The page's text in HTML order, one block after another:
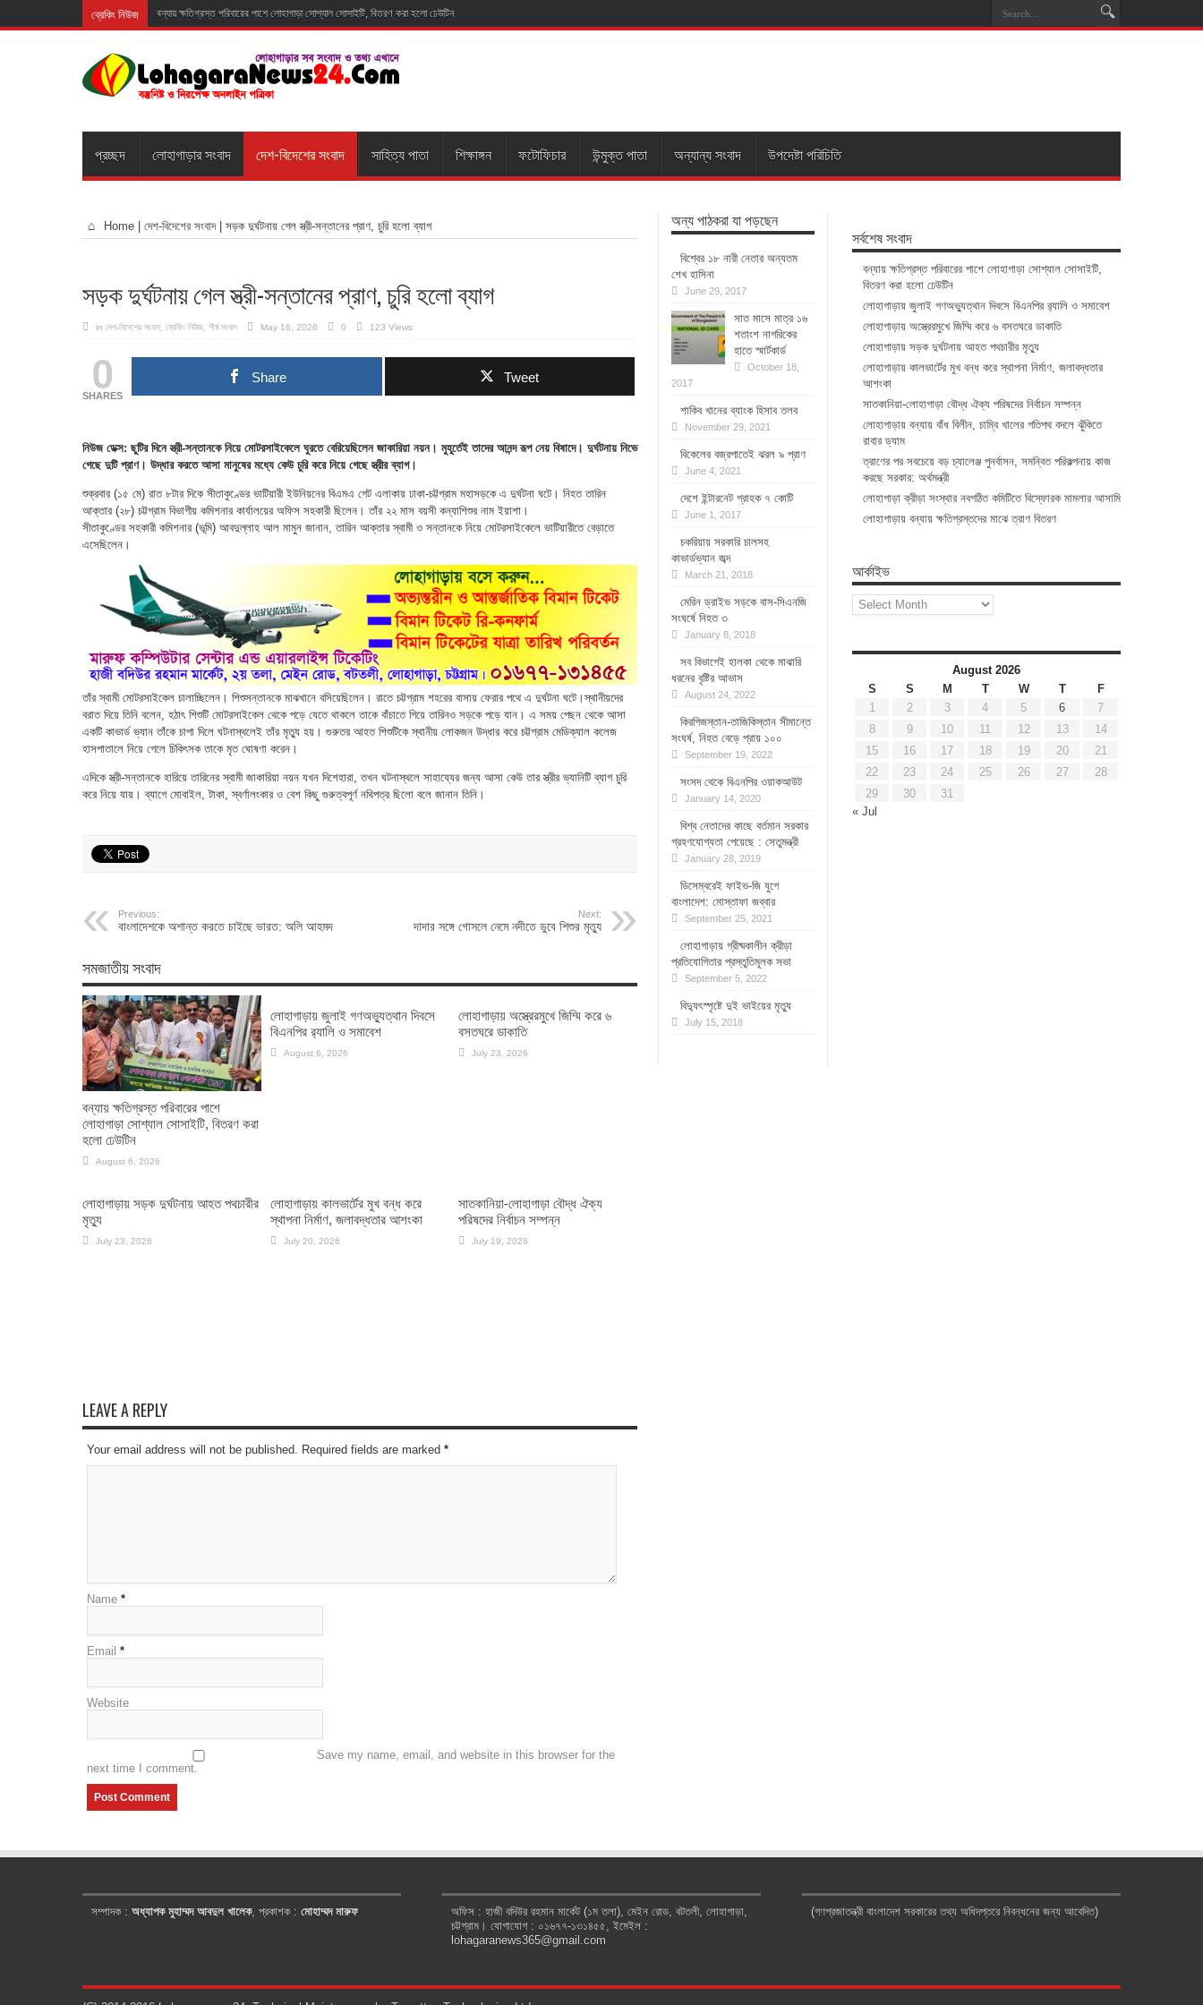
ব্রেকিং নিউজ বন্যায় ক্ষতিগ্রস্ত পরিবারের পাশে লোহাগাড়া সোশ্যাল সোসাইটি, বিতরণ করা হলো ঢেউটিন
প্রচ্ছদ লোহাগাড়ার সংবাদ দেশ-বিদেশের সংবাদ সাহিত্য পাতা শিক্ষাঙ্গন ফটোফিচার উন্মুক্ত পাতা অন্যান্য সংবাদ উপদেষ্টা পরিচিতি
Home দেশ-বিদেশের সংবাদ সড়ক দুর্ঘটনায় গেল স্ত্রী-সন্তানের প্রাণ, চুরি হলো ব্যাগ
সড়ক দুর্ঘটনায় গেল স্ত্রী-সন্তানের প্রাণ, চুরি হলো ব্যাগ
in দেশ-বিদেশের সংবাদ ব্রেকিং নিউজ শীর্ষ সংবাদ May 16, 2026 0 123 Views
0
SHARES
Share Tweet
নিউজ ডেক্স: ছুটির দিনে স্ত্রী-সন্তানকে নিয়ে মোটরসাইকেলে ঘুরতে বেরিয়েছিলেন জাকারিয়া নয়ন। মুহূর্তেই তাদের আনন্দ রূপ নেয় বিষাদে। দুর্ঘটনায় নিভে
গেছে দুটি প্রাণ। উদ্ধার করতে আসা মানুষের মধ্যে কেউ চুরি করে নিয়ে গেছে স্ত্রীর ব্যাগ।
শুক্রবার (১৫ মে) রাত ৮টার দিকে সীতাকুণ্ডের ভাটিয়ারী ইউনিয়নের বিএমএ গেট এলাকায় ঢাকা-চট্টগ্রাম মহাসড়কে এ দুর্ঘটনা ঘটে। নিহত তারিন
আক্তার (২৮) চট্টগ্রাম বিভাগীয় কমিশনার কার্যালয়ের অফিস সহকারী ছিলেন। তাঁর ২২ মাস বয়সী কন্যাশিশুর নাম ইয়াশা।
সীতাকুণ্ডের সহকারী কমিশনার (ভূমি) আবদুল্লাহ আল মামুন জানান, তারিন আক্তার স্বামী ও সন্তানকে নিয়ে মোটরসাইকেলে ভাটিয়ারীতে বেড়াতে
এসেছিলেন।
তাঁর স্বামী মোটরসাইকেল চালাচ্ছিলেন। শিশুসন্তানকে মাঝখানে বসিয়েছিলেন। রাতে চট্টগ্রাম শহরের বাসায় ফেরার পথে এ দুর্ঘটনা ঘটে।স্থানীয়দের
বরাত দিয়ে তিনি বলেন, হঠাৎ শিশুটি মোটরসাইকেল থেকে পড়ে যেতে থাকলে তাকে বাঁচাতে গিয়ে তারিনও সড়কে পড়ে যান। এ সময় পেছন থেকে আসা
একটি কাভার্ড ভ্যান তাঁকে চাপা দিলে ঘটনাস্থলেই তাঁর মৃত্যু হয়। গুরুতর আহত শিশুটিকে স্থানীয় লোকজন উদ্ধার করে চট্টগ্রাম মেডিক্যাল কলেজ
হাসপাতালে নিয়ে গেলে চিকিৎসক তাকে মৃত ঘোষণা করেন।
এদিকে স্ত্রী-সন্তানকে হারিয়ে তারিনের স্বামী জাকারিয়া নয়ন যখন দিশেহারা, তখন ঘটনাস্থলে সাহায্যের জন্য আসা কেউ তার স্ত্রীর ভ্যানিটি ব্যাগ চুরি
করে নিয়ে যায়। ব্যাগে মোবাইল, টাকা, স্বর্ণালংকার ও বেশ কিছু গুরুত্বপূর্ণ নথিপত্র ছিলো বলে জানান তিনি।
Previous:
বাংলাদেশকে অশান্ত করতে চাইছে ভারত: অলি আহমদ
Next:
দাদার সঙ্গে গোসলে নেমে নদীতে ডুবে শিশুর মৃত্যু
সমজাতীয় সংবাদ
বন্যায় ক্ষতিগ্রস্ত পরিবারের পাশে
লোহাগাড়া সোশ্যাল সোসাইটি, বিতরণ করা
হলো ঢেউটিন
August 6, 2026
লোহাগাড়ায় জুলাই গণঅভ্যুত্থান দিবসে
বিএনপির র‌্যালি ও সমাবেশ
August 6, 2026
লোহাগাড়ায় অস্ত্রেরমুখে জিম্মি করে ৬
বসতঘরে ডাকাতি
July 23, 2026
লোহাগাড়ায় সড়ক দুর্ঘটনায় আহত পথচারীর
মৃত্যু
July 23, 2026
লোহাগাড়ায় কালভার্টের মুখ বন্ধ করে
স্থাপনা নির্মাণ, জলাবদ্ধতার আশংকা
July 20, 2026
সাতকানিয়া-লোহাগাড়া বৌদ্ধ ঐক্য
পরিষদের নির্বাচন সম্পন্ন
July 19, 2026
LEAVE A REPLY
Your email address will not be published. Required fields are marked *
Name *
Email *
Website
Save my name, email, and website in this browser for the
next time I comment.
অন্য পাঠকরা যা পড়ছেন
বিশ্বের ১৮ নারী নেতার অন্যতম
শেখ হাসিনা
June 29, 2017
সাত মাসে মাত্র ১৬
শতাংশ নাগরিকের
হাতে স্মার্টকার্ড
October 18,
2017
শাকিব খানের ব্যাংক হিসাব তলব
November 29, 2021
বিকেলের বজ্রপাতেই ঝরল ৯ প্রাণ
June 4, 2021
দেশে ইন্টারনেট গ্রাহক ৭ কোটি
June 1, 2017
চকরিয়ায় সরকারি চালসহ
কাভার্ডভ্যান জব্দ
March 21, 2018
মেরিন ড্রাইভ সড়কে বাস-সিএনজি
সংঘর্ষে নিহত ৩
January 8, 2018
সব বিভাগেই হালকা থেকে মাঝারি
ধরনের বৃষ্টির আভাস
August 24, 2022
কিরগিজস্তান-তাজিকিস্তান সীমান্তে
সংঘর্ষ, নিহত বেড়ে প্রায় ১০০
September 19, 2022
সংসদ থেকে বিএনপির ওয়াকআউট
January 14, 2020
বিশ্ব নেতাদের কাছে বর্তমান সরকার
গ্রহণযোগ্যতা পেয়েছে : সেতুমন্ত্রী
January 28, 2019
ডিসেম্বরেই ফাইভ-জি যুগে
বাংলাদেশ: মোস্তাফা জব্বার
September 25, 2021
লোহাগাড়ায় গ্রীষ্মকালীন ক্রীড়া
প্রতিযোগিতার প্রস্তুতিমূলক সভা
September 5, 2022
বিদ্যুৎস্পৃষ্টে দুই ভাইয়ের মৃত্যু
July 15, 2018
সর্বশেষ সংবাদ
বন্যায় ক্ষতিগ্রস্ত পরিবারের পাশে লোহাগাড়া সোশ্যাল সোসাইটি,
বিতরণ করা হলো ঢেউটিন
লোহাগাড়ায় জুলাই গণঅভ্যুত্থান দিবসে বিএনপির র‌্যালি ও সমাবেশ
লোহাগাড়ায় অস্ত্রেরমুখে জিম্মি করে ৬ বসতঘরে ডাকাতি
লোহাগাড়ায় সড়ক দুর্ঘটনায় আহত পথচারীর মৃত্যু
লোহাগাড়ায় কালভার্টের মুখ বন্ধ করে স্থাপনা নির্মাণ, জলাবদ্ধতার
আশংকা
সাতকানিয়া-লোহাগাড়া বৌদ্ধ ঐক্য পরিষদের নির্বাচন সম্পন্ন
লোহাগাড়ায় বন্যায় বাঁধ বিলীন, চাম্বি খালের গতিপথ বদলে ঝুঁকিতে
রাবার ড্যাম
ত্রাণের পর সবচেয়ে বড় চ্যালেঞ্জ পুনর্বাসন, সমন্বিত পরিকল্পনায় কাজ
করছে সরকার: অর্থমন্ত্রী
লোহাগাড়া ক্রীড়া সংস্থার নবগঠিত কমিটিতে বিস্ফোরক মামলার আসামি
লোহাগাড়ায় বন্যায় ক্ষতিগ্রস্তদের মাঝে ত্রাণ বিতরণ
আর্কাইভ
আর্কাইভ
August 2026
S
S M T W T
F
1
2 3 4 5 6
7
8
9 10 11 12 13
14
15
16 17 18 19 20
21
22
23 24 25 26 27
28
29
30
31
« Jul
সম্পাদক : অধ্যাপক মুহাম্মদ আবদুল খালেক, প্রকাশক : মোহাম্মদ মারুফ
অফিস : হাজী বদিউর রহমান মার্কেট (১ম তলা), মেইন রোড, বটতলী, লোহাগাড়া,
চট্টগ্রাম। যোগাযোগ : ০১৬৭৭-১৩১৪৫৫, ইমেইল :
lohagaranews365@gmail.com
(গণপ্রজাতন্ত্রী বাংলাদেশ সরকারের তথ্য অধিদপ্তরে নিবন্ধনের জন্য আবেদিত)